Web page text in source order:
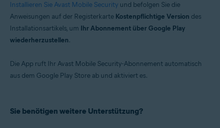
Installieren Sie Avast Mobile Security und befolgen Sie die
Anweisungen auf der Registerkarte Kostenpflichtige Version des
Installationsartikels, um Ihr Abonnement über Google Play
wiederherzustellen.
Die App ruft Ihr Avast Mobile Security-Abonnement automatisch
aus dem Google Play Store ab und aktiviert es.
Sie benötigen weitere Unterstützung?